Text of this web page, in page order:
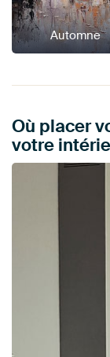
Automne
Où placer
votre